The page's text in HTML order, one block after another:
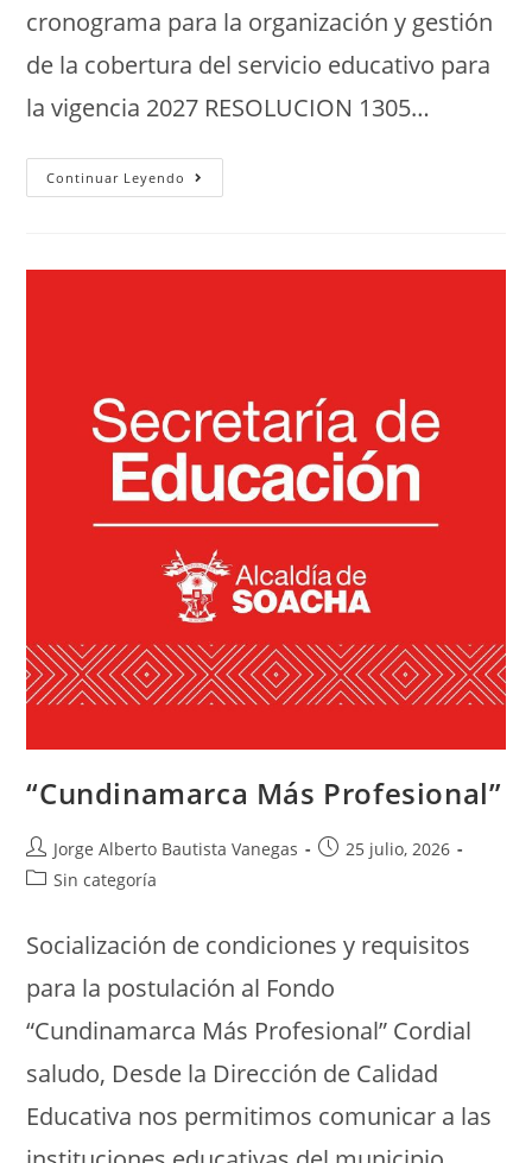
cronograma para la organización y gestión
de la cobertura del servicio educativo para
la vigencia 2027 RESOLUCION 1305…
Continuar Leyendo
“Cundinamarca Más Profesional”
Jorge Alberto Bautista Vanegas
25 julio, 2026
Sin categoría
Socialización de condiciones y requisitos
para la postulación al Fondo
“Cundinamarca Más Profesional” Cordial
saludo, Desde la Dirección de Calidad
Educativa nos permitimos comunicar a las